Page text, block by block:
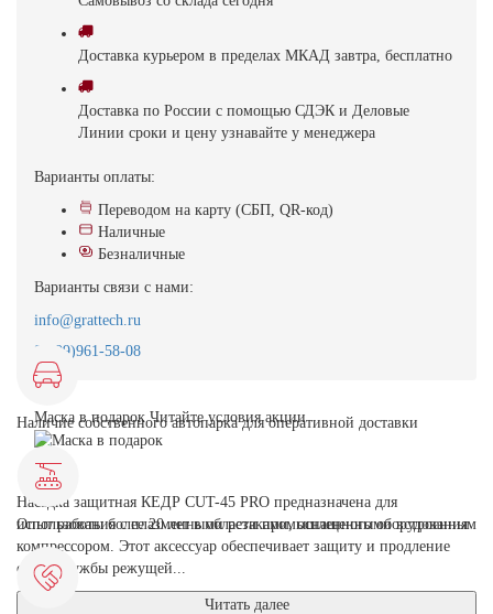
Доставка курьером в пределах МКАД завтра, бесплатно
Доставка по России с помощью СДЭК и Деловые
Линии сроки и цену узнавайте у менеджера
Варианты оплаты:
Переводом на карту (СБП, QR-код)
Наличные
Безналичные
Варианты связи с нами:
info@grattech.ru
8(499)961-58-08
Маска в подарок Читайте условия акции
Насадка защитная КЕДР CUT-45 PRO предназначена для
использования с плазменными резаками, оснащенными встроенным
компрессором. Этот аксессуар обеспечивает защиту и продление
срока службы режущей...
Читать далее
Наличие собственного автопарка для оперативной доставки
Опыт работы более 20 лет в области промышленного оборудования